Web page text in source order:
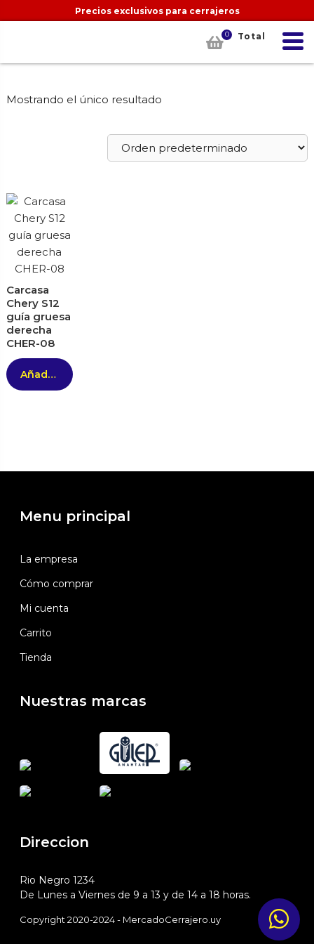
Precios exclusivos para cerrajeros
0 Total
Mostrando el único resultado
Carcasa
Chery S12
guía gruesa
derecha
CHER-08
Añadir al carrito
Menu principal
La empresa
Cómo comprar
Mi cuenta
Carrito
Tienda
Nuestras marcas
Direccion
Rio Negro 1234
De Lunes a Viernes de 9 a 13 y de 14 a 18 horas.
Copyright 2020-2024 - MercadoCerrajero.uy